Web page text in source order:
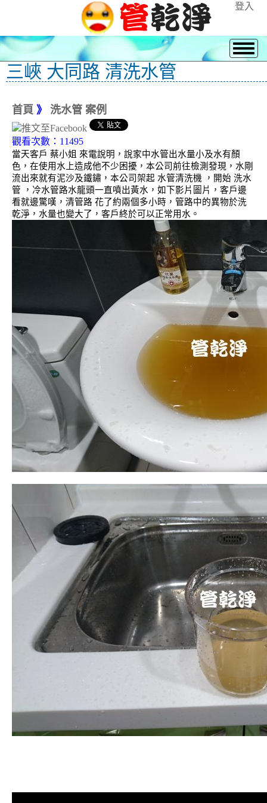
登入
三峽 大同路 清洗水管
首頁 》 洗水管 案例
觀看次數：11495
當天客戶 蔡小姐 來電說明，說家中水管出水量小及水有顏
色，在使用水上造成他不少困擾，本公司前往檢測發現，水剛
流出來就有泥沙及鐵鏽，本公司架起 水管清洗機 ，開始 洗水
管 ，冷水管路水龍頭一直噴出黃水，如下影片圖片，客戶邊
看就邊驚嘆，清管路 花了約兩個多小時，管路中的異物於洗
乾淨，水量也變大了，客戶終於可以正常用水。